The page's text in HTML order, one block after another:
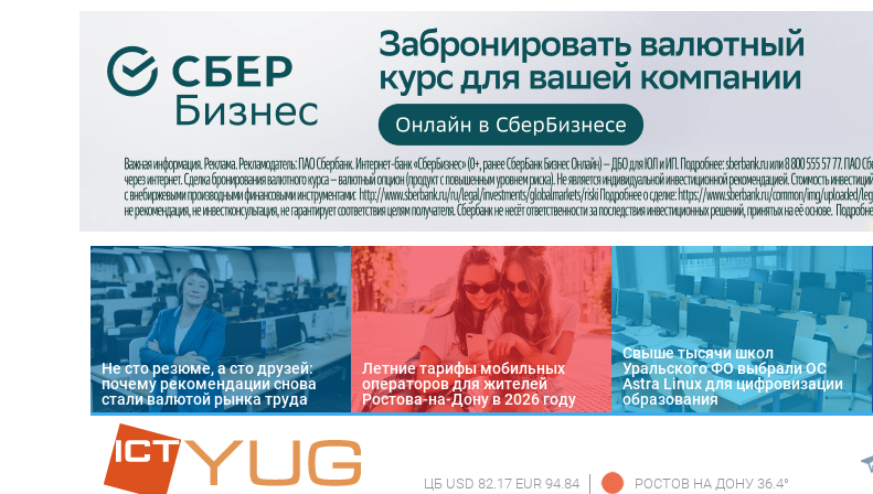
Не сто резюме, а сто друзей:
почему рекомендации снова
стали валютой рынка труда
Летние тарифы мобильных
операторов для жителей
Ростова-на-Дону в 2026 году
Свыше тысячи школ
Уральского ФО выбрали ОС
Astra Linux для цифровизации
образования
ЦБ USD 82.17 EUR 94.84 РОСТОВ НА ДОНУ 36.4°